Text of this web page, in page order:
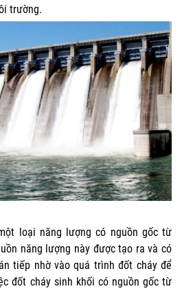
trường.
loại năng lượng có nguồn gốc từ
năng lượng này được tạo ra và có
tiếp nhờ vào quá trình đốt cháy để
đốt cháy sinh khối có nguồn gốc từ